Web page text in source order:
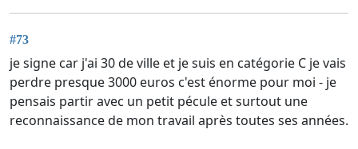
#73
je signe car j'ai 30 de ville et je suis en catégorie C je vais
perdre presque 3000 euros c'est énorme pour moi - je
pensais partir avec un petit pécule et surtout une
reconnaissance de mon travail après toutes ses années.